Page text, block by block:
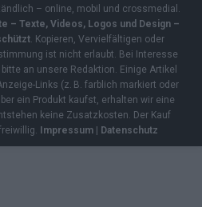
– online, mobil und crossmedial.
– Texte, Videos, Logos und Design –
. Kopieren, Vervielfältigen oder
ist nicht erlaubt. Bei Interesse
an unsere Redaktion. Einige Artikel
Links (z. B. farblich markiert oder
ein Produkt kaufst, erhalten wir eine
keine Zusatzkosten. Der Kauf
Impressum | Datenschutz